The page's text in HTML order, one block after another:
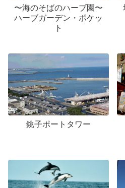
〜海のそばのハーブ園〜
ハーブガーデン・ポケッ
ト
銚子ポートタワー